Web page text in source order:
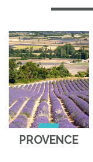
PROVENCE